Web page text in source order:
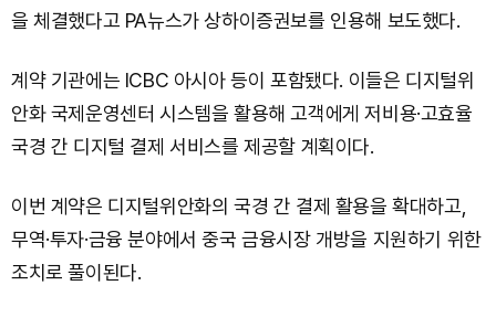
을 체결했다고 PA뉴스가 상하이증권보를 인용해 보도했다.
계약 기관에는 ICBC 아시아 등이 포함됐다. 이들은 디지털위
안화 국제운영센터 시스템을 활용해 고객에게 저비용·고효율
국경 간 디지털 결제 서비스를 제공할 계획이다.
이번 계약은 디지털위안화의 국경 간 결제 활용을 확대하고,
무역·투자·금융 분야에서 중국 금융시장 개방을 지원하기 위한
조치로 풀이된다.